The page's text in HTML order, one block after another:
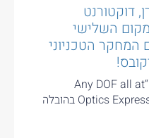
דוקטורנט
השלישי
המחקר הטכניוני
רועי הציג את מאמרו החדש, “Any DOF all at
once”, שפורסם בכתב העת Optics Express בהובלה